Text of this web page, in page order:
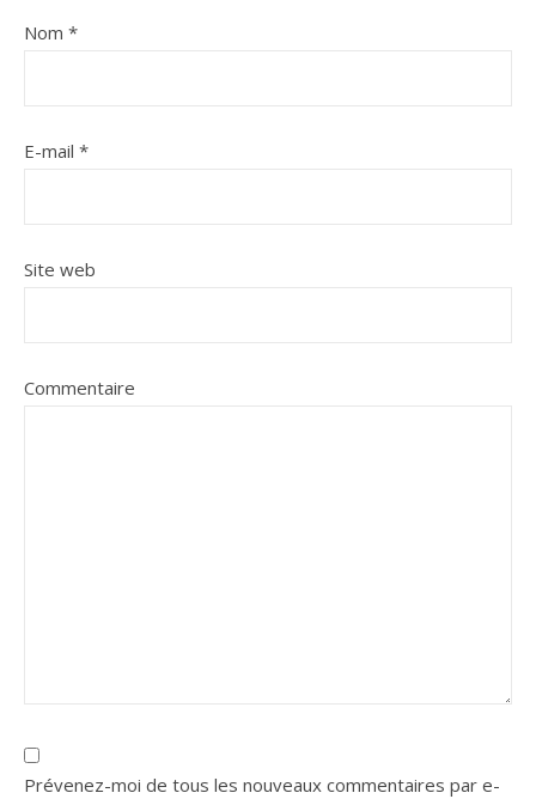
Nom *
E-mail *
Site web
Commentaire
Prévenez-moi de tous les nouveaux commentaires par e-